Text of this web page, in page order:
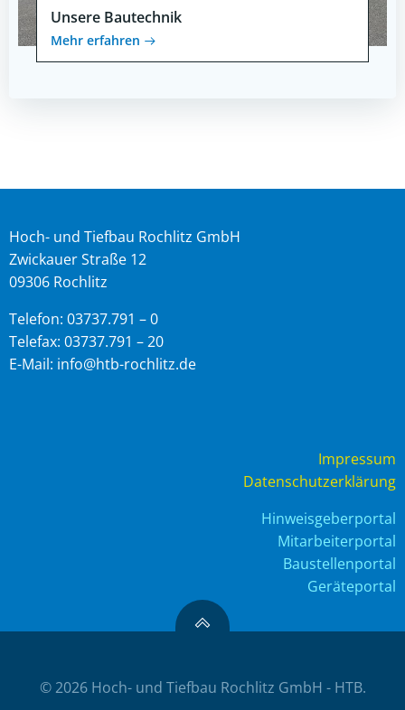
Unsere Bautechnik
Mehr erfahren
Hoch- und Tiefbau Rochlitz GmbH
Zwickauer Straße 12
09306 Rochlitz
Telefon: 03737.791 – 0
Telefax: 03737.791 – 20
E-Mail: info@htb-rochlitz.de
Impressum
Datenschutzerklärung
Hinweisgeberportal
Mitarbeiterportal
Baustellenportal
Geräteportal
© 2026 Hoch- und Tiefbau Rochlitz GmbH - HTB.